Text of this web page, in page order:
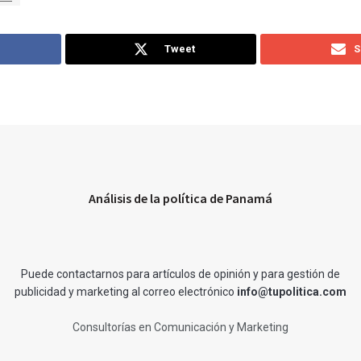
Tweet
Análisis de la política de Panamá
Puede contactarnos para artículos de opinión y para gestión de
publicidad y marketing al correo electrónico info@tupolitica.com
Consultorías en Comunicación y Marketing